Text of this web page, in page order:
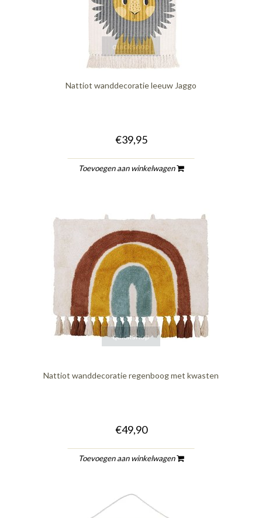
quickshop
Nattiot wanddecoratie leeuw Jaggo
€39,95
Toevoegen aan winkelwagen
quickshop
Nattiot wanddecoratie regenboog met kwasten
€49,90
Toevoegen aan winkelwagen